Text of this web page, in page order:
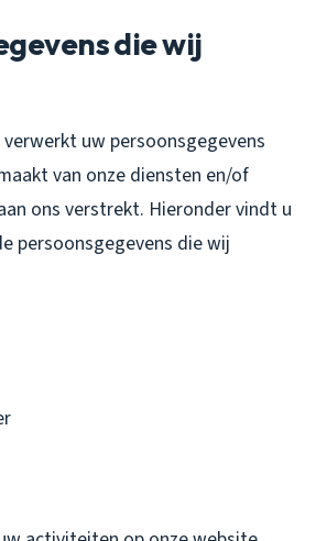
die wij
verwerkt uw persoonsgegevens
van onze diensten en/of
ons verstrekt. Hieronder vindt u
persoonsgegevens die wij